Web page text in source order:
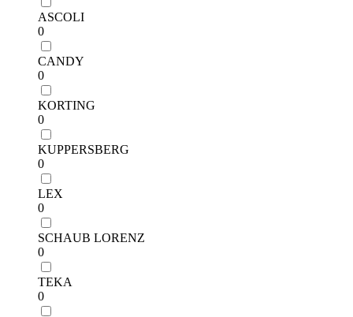
ASCOLI
0
CANDY
0
KORTING
0
KUPPERSBERG
0
LEX
0
SCHAUB LORENZ
0
TEKA
0